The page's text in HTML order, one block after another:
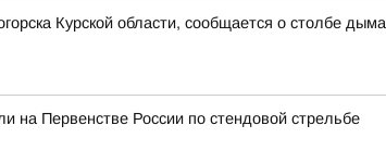
Курской области, сообщается о столбе дыма
на Первенстве России по стендовой стрельбе